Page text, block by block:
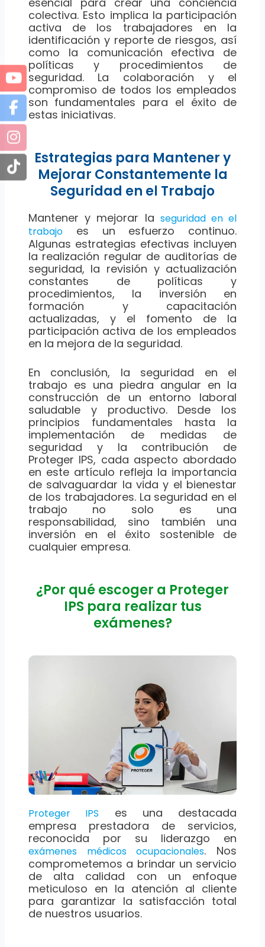
colectiva. Esto implica la participación
activa de los trabajadores en la
identificación y reporte de riesgos, así
como la comunicación efectiva de
políticas y procedimientos de
seguridad. La colaboración y el
compromiso de todos los empleados
son fundamentales para el éxito de
estas iniciativas.
Estrategias para Mantener y
Mejorar Constantemente la
Seguridad en el Trabajo
Mantener y mejorar la seguridad en el
trabajoes un esfuerzo continuo.
Algunas estrategias efectivas incluyen
la realización regular de auditorías de
seguridad, la revisión y actualización
constantes de políticas y
procedimientos, la inversión en
formación y capacitación
actualizadas, y el fomento de la
participación activa de los empleados
en la mejora de la seguridad.
En conclusión, la seguridad en el
trabajo es una piedra angular en la
construcción de un entorno laboral
saludable y productivo. Desde los
principios fundamentales hasta la
implementación de medidas de
seguridad y la contribución de
Proteger IPS, cada aspecto abordado
en este artículo refleja la importancia
de salvaguardar la vida y el bienestar
de los trabajadores. La seguridad en el
trabajo no solo es una
responsabilidad, sino también una
inversión en el éxito sostenible de
cualquier empresa.
¿Por qué escoger a Proteger
IPS para realizar tus
exámenes?
Proteger IPS es una destacada
empresa prestadora de servicios,
reconocida por su liderazgo en
exámenes médicos ocupacionales. Nos
comprometemos a brindar un servicio
de alta calidad con un enfoque
meticuloso en la atención al cliente
para garantizar la satisfacción total
de nuestros usuarios.